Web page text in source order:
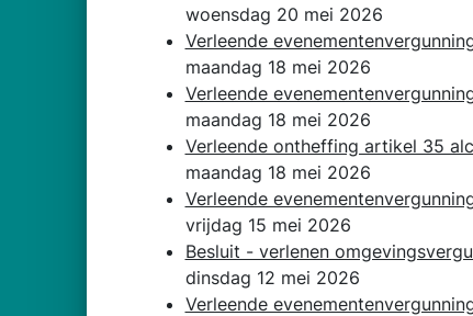
woensdag 20 mei 2026
Verleende
maandag 18 mei 2026
Verleende
maandag 18 mei 2026
Verleende ontheffing artikel 35
maandag 18 mei 2026
Verleende
vrijdag 15 mei 2026
Besluit - verlenen
dinsdag 12 mei 2026
Verleende